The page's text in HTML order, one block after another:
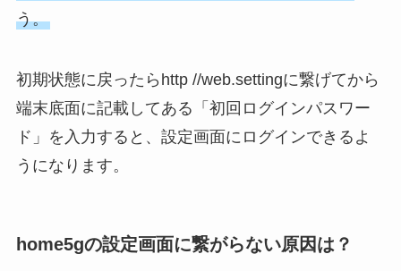
う。
初期状態に戻ったらhttp //web.settingに繋げてから
端末底面に記載してある「初回ログインパスワー
ド」を入力すると、設定画面にログインできるよ
うになります。
home5gの設定画面に繋がらない原因は？